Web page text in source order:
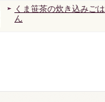
くま笹茶の炊き込みごは
ん